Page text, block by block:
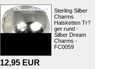
Sterling Silber
Charms
Halsketten Tr?
ger rund -
Silber Dream
Charms -
FC0059
12,95 EUR